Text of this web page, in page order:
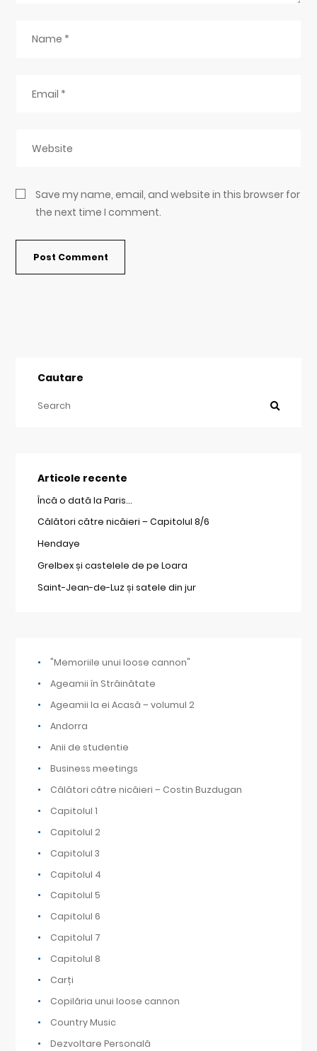
Save my name, email, and website in this browser for
the next time I comment.
Cautare
Articole recente
Încă o dată la Paris…
Călători către nicăieri – Capitolul 8/6
Hendaye
Grelbex și castelele de pe Loara
Saint-Jean-de-Luz și satele din jur
"Memoriile unui loose cannon"
Ageamii în Străinătate
Ageamii la ei Acasă – volumul 2
Andorra
Anii de studentie
Business meetings
Călători către nicăieri – Costin Buzdugan
Capitolul 1
Capitolul 2
Capitolul 3
Capitolul 4
Capitolul 5
Capitolul 6
Capitolul 7
Capitolul 8
Carți
Copilăria unui loose cannon
Country Music
Dezvoltare Personală